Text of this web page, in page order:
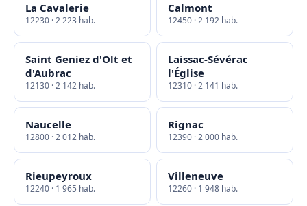
La Cavalerie
12230 · 2 223 hab.
Calmont
12450 · 2 192 hab.
Saint Geniez d'Olt et
d'Aubrac
12130 · 2 142 hab.
Laissac-Sévérac
l'Église
12310 · 2 141 hab.
Naucelle
12800 · 2 012 hab.
Rignac
12390 · 2 000 hab.
Rieupeyroux
12240 · 1 965 hab.
Villeneuve
12260 · 1 948 hab.